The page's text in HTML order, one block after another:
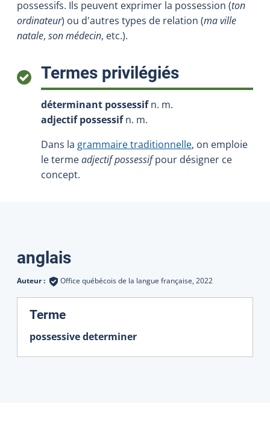
possessifs. Ils peuvent exprimer la possession (ton
ordinateur) ou d'autres types de relation (ma ville
natale, son médecin, etc.).
Termes privilégiés:
déterminant possessif n. m.
adjectif possessif n. m.
Dans la grammaire traditionnelle, on emploie
le termeadjectif possessifpour désigner ce
concept.
Traductions
anglais
Auteur : Office québécois de la langue française, 2022
Terme:
possessive determiner